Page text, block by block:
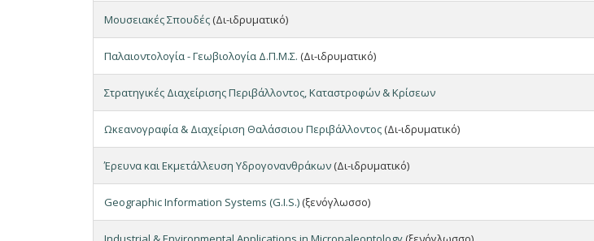
Μουσειακές Σπουδές (Δι-ιδρυματικό)
Παλαιοντολογία - Γεωβιολογία Δ.Π.Μ.Σ. (Δι-ιδρυματικό)
Στρατηγικές Διαχείρισης Περιβάλλοντος, Καταστροφών & Κρίσεων
Ωκεανογραφία & Διαχείριση Θαλάσσιου Περιβάλλοντος(Δι-ιδρυματικό)
Έρευνα και Εκμετάλλευση Υδρογονανθράκων (Δι-ιδρυματικό)
Geographic Information Systems (G.I.S.)(ξενόγλωσσο)